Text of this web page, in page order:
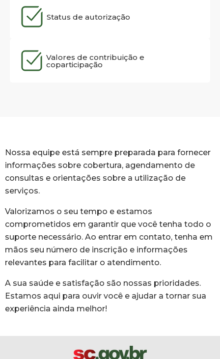
Status de autorização
Valores de contribuição e
coparticipação
Nossa equipe está sempre preparada para fornecer
informações sobre cobertura, agendamento de
consultas e orientações sobre a utilização de
serviços.
Valorizamos o seu tempo e estamos
comprometidos em garantir que você tenha todo o
suporte necessário. Ao entrar em contato, tenha em
mãos seu número de inscrição e informações
relevantes para facilitar o atendimento.
A sua saúde e satisfação são nossas prioridades.
Estamos aqui para ouvir você e ajudar a tornar sua
experiência ainda melhor!